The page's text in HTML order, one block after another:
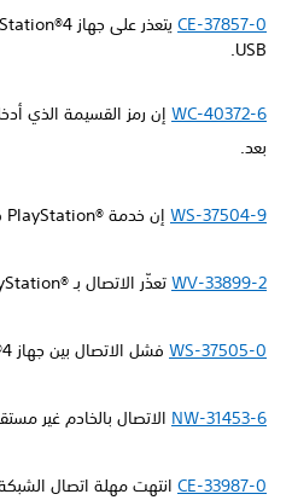
CE-37857-0
USB.
WC-40372-6 إن رمز القسيمة الذي
بعد.
WS-37504-9 إن خدمة PlayStation®‎ قيد الصيانة حاليًا.
WV-33899-2 تعذّر الاتصال بـ PlayStation®‎.
WS-37505-0 فشل الاتصال بين جهاز PlayStation®4 والخادم.
NW-31453-6 الاتصال بالخادم غير
CE-33987-0 انتهت مهلة اتصال